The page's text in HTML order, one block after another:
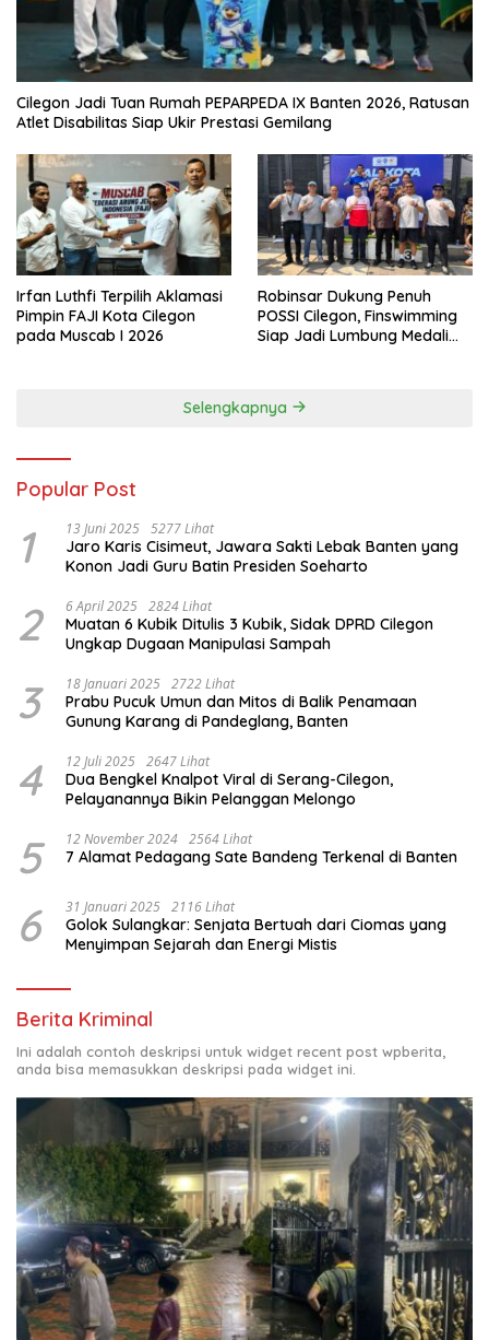
Cilegon Jadi Tuan Rumah PEPARPEDA IX Banten 2026, Ratusan
Atlet Disabilitas Siap Ukir Prestasi Gemilang
Irfan Luthfi Terpilih Aklamasi
Pimpin FAJI Kota Cilegon
pada Muscab I 2026
Robinsar Dukung Penuh
POSSI Cilegon, Finswimming
Siap Jadi Lumbung Medali
Selengkapnya
Popular Post
1 13 Juni 2025 5277 Lihat
Jaro Karis Cisimeut, Jawara Sakti Lebak Banten yang
Konon Jadi Guru Batin Presiden Soeharto
2 6 April 2025 2824 Lihat
Muatan 6 Kubik Ditulis 3 Kubik, Sidak DPRD Cilegon
Ungkap Dugaan Manipulasi Sampah
3 18 Januari 2025 2722 Lihat
Prabu Pucuk Umun dan Mitos di Balik Penamaan
Gunung Karang di Pandeglang, Banten
4 12 Juli 2025 2647 Lihat
Dua Bengkel Knalpot Viral di Serang-Cilegon,
Pelayanannya Bikin Pelanggan Melongo
5 12 November 2024 2564 Lihat
7 Alamat Pedagang Sate Bandeng Terkenal di Banten
6 31 Januari 2025 2116 Lihat
Golok Sulangkar: Senjata Bertuah dari Ciomas yang
Menyimpan Sejarah dan Energi Mistis
Berita Kriminal
Ini adalah contoh deskripsi untuk widget recent post wpberita,
anda bisa memasukkan deskripsi pada widget ini.